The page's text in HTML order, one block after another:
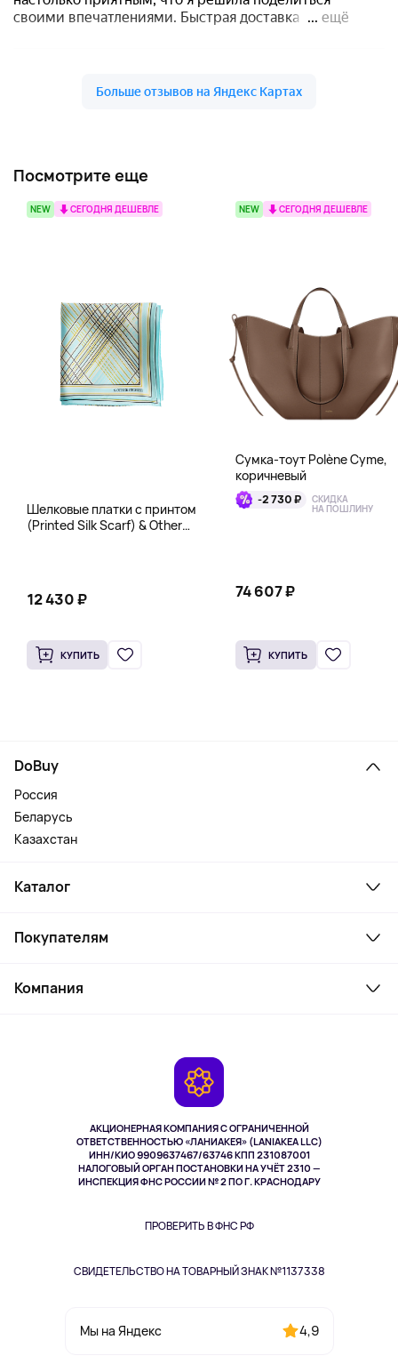
Посмотрите еще
NEW СЕГОДНЯ ДЕШЕВЛЕ
Шелковые платки с принтом
(Printed Silk Scarf) & Other
12 430 ₽
КУПИТЬ
NEW СЕГОДНЯ ДЕШЕВЛЕ
Сумка-тоут Polène Cyme,
коричневый
-2 730 ₽ СКИДКА
НА ПОШЛИНУ
74 607 ₽
КУПИТЬ
АКЦИОНЕРНАЯ КОМПАНИЯ С ОГРАНИЧЕННОЙ
ОТВЕТСТВЕННОСТЬЮ «ЛАНИАКЕЯ» (LANIAKEA LLC)
ИНН/КИО 9909637467/63746 КПП 231087001
НАЛОГОВЫЙ ОРГАН ПОСТАНОВКИ НА УЧЁТ 2310 —
ИНСПЕКЦИЯ ФНС РОССИИ № 2 ПО Г. КРАСНОДАРУ
ПРОВЕРИТЬ В ФНС РФ
СВИДЕТЕЛЬСТВО НА ТОВАРНЫЙ ЗНАК №1137338
Мы на Яндекс 4,9
DoBuy
Россия
Беларусь
Казахстан
Каталог
Ноутбуки, мониторы, VR
Косметика и уход
Здоровье питомцев
Одежда и аксессуары
Покупателям
Как заказать
Компания